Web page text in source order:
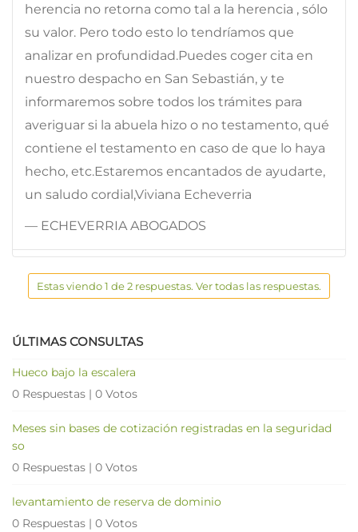
herencia no retorna como tal a la herencia , sólo
su valor. Pero todo esto lo tendríamos que
analizar en profundidad.Puedes coger cita en
nuestro despacho en San Sebastián, y te
informaremos sobre todos los trámites para
averiguar si la abuela hizo o no testamento, qué
contiene el testamento en caso de que lo haya
hecho, etc.Estaremos encantados de ayudarte,
un saludo cordial,Viviana Echeverria
— ECHEVERRIA ABOGADOS
Estas viendo 1 de 2 respuestas. Ver todas las respuestas.
ÚLTIMAS CONSULTAS
Hueco bajo la escalera
0 Respuestas | 0 Votos
Meses sin bases de cotización registradas en la seguridad
so
0 Respuestas | 0 Votos
levantamiento de reserva de dominio
0 Respuestas | 0 Votos